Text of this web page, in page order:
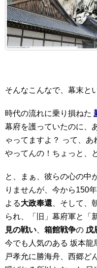
そんなこんなで、幕末と
時代の流れに乗り損ねた
幕府を護っていたのに、
ゃってますよ？ って、
やってんの！ちょっと、
と、まぁ、彼らの心の中
りませんが、今から150
よる大政奉還 、そして、
られ、「旧」幕府軍と「
見の戦い
箱館戦争の 戊
今でも人気のある 坂本龍
戸孝允に勝海舟、西郷ど